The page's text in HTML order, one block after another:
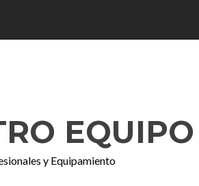
EQUIPO
y Equipamiento